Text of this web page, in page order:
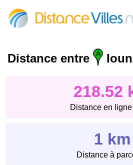
Distance entre
218.52
Distance en
1 km
Distance à